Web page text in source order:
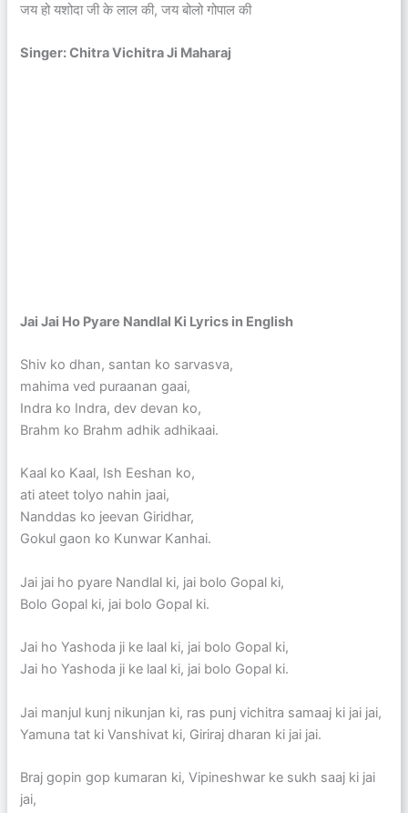
जय हो यशोदा जी के लाल की, जय बोलो गोपाल की
Singer: Chitra Vichitra Ji Maharaj
Jai Jai Ho Pyare Nandlal Ki Lyrics in English
Shiv ko dhan, santan ko sarvasva,
mahima ved puraanan gaai,
Indra ko Indra, dev devan ko,
Brahm ko Brahm adhik adhikaai.
Kaal ko Kaal, Ish Eeshan ko,
ati ateet tolyo nahin jaai,
Nanddas ko jeevan Giridhar,
Gokul gaon ko Kunwar Kanhai.
Jai jai ho pyare Nandlal ki, jai bolo Gopal ki,
Bolo Gopal ki, jai bolo Gopal ki.
Jai ho Yashoda ji ke laal ki, jai bolo Gopal ki,
Jai ho Yashoda ji ke laal ki, jai bolo Gopal ki.
Jai manjul kunj nikunjan ki, ras punj vichitra samaaj ki jai jai,
Yamuna tat ki Vanshivat ki, Giriraj dharan ki jai jai.
Braj gopin gop kumaran ki, Vipineshwar ke sukh saaj ki jai
jai,